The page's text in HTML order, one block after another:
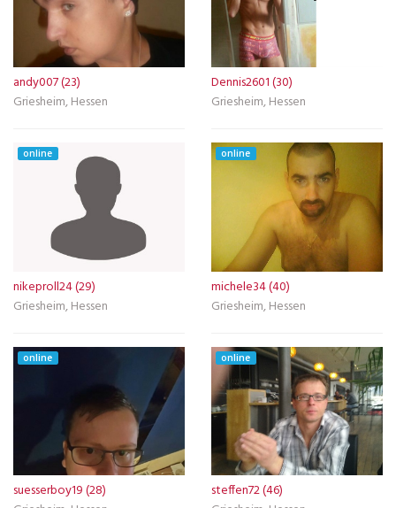
andy007 (23)
Griesheim, Hessen
Dennis2601 (30)
Griesheim, Hessen
online
nikeproll24 (29)
Griesheim, Hessen
online
michele34 (40)
Griesheim, Hessen
online
suesserboy19 (28)
online
steffen72 (46)